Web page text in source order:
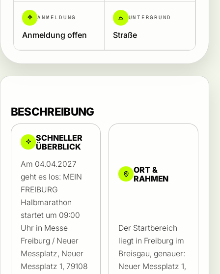
ANMELDUNG
Anmeldung offen
UNTERGRUND
Straße
BESCHREIBUNG
SCHNELLER
ÜBERBLICK
Am 04.04.2027
geht es los: MEIN
FREIBURG
Halbmarathon
startet um 09:00
Uhr in Messe
Freiburg / Neuer
Messplatz, Neuer
Messplatz 1, 79108
ORT &
RAHMEN
Der Startbereich
liegt in Freiburg im
Breisgau, genauer:
Neuer Messplatz 1,